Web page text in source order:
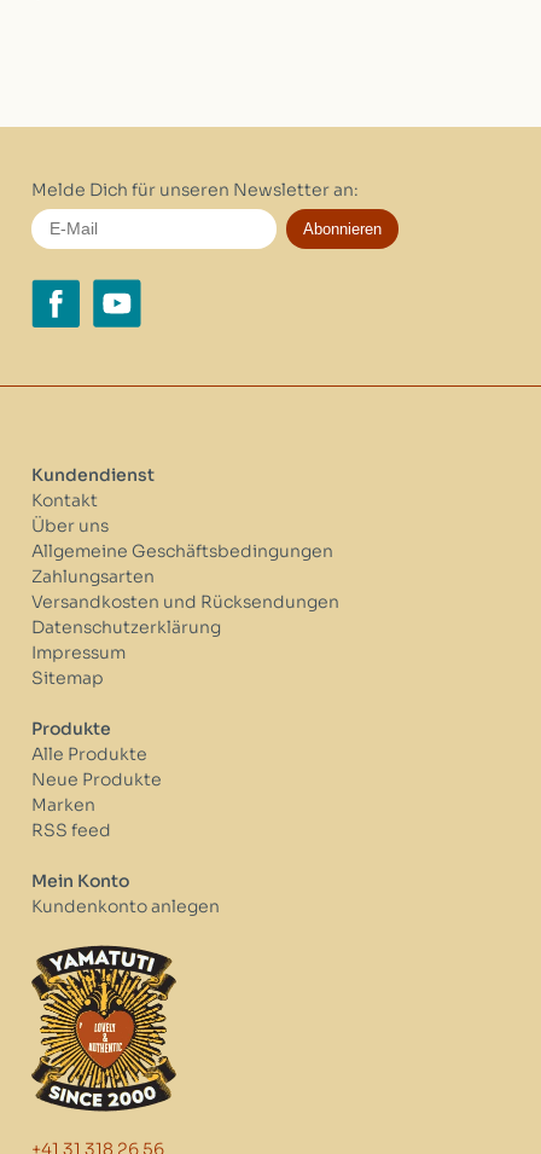
Melde Dich für unseren Newsletter an:
Abonnieren
Kundendienst
Kontakt
Über uns
Allgemeine Geschäftsbedingungen
Zahlungsarten
Versandkosten und Rücksendungen
Datenschutzerklärung
Impressum
Sitemap
Produkte
Alle Produkte
Neue Produkte
Marken
RSS feed
Mein Konto
Kundenkonto anlegen
+41 31 318 26 56